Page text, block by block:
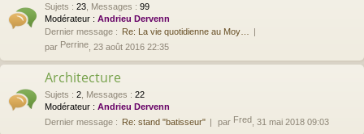
Sujets : 23 Messages : 99
Modérateur : Andrieu Dervenn
Dernier message : Re: La vie quotidienne au Moy…
par Perrine , 23 août 2016 22:35
Architecture
Sujets : 2 Messages : 22
Modérateur : Andrieu Dervenn
Dernier message : Re: stand "batisseur" par Fred , 31 mai 2018 09:03